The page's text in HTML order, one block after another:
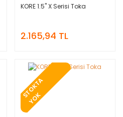
KORE 1.5'' X Serisi Toka
2.165,94 TL
S
T
O
K
T
A
Y
O
K